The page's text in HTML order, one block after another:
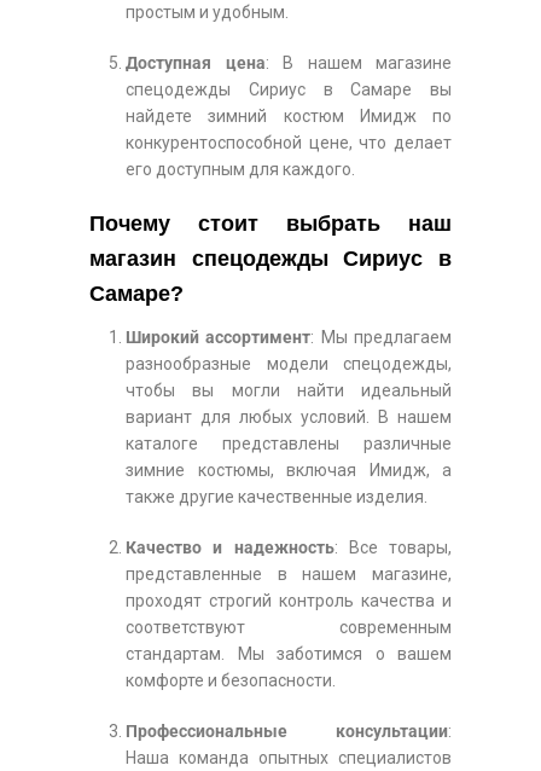
простым и удобным.
Доступная цена: В нашем магазине
спецодежды Сириус в Самаре вы
найдете зимний костюм Имидж по
конкурентоспособной цене, что делает
его доступным для каждого.
Почему стоит выбрать наш
магазин спецодежды Сириус в
Самаре?
Широкий ассортимент: Мы предлагаем
разнообразные модели спецодежды,
чтобы вы могли найти идеальный
вариант для любых условий. В нашем
каталоге представлены различные
зимние костюмы, включая Имидж, а
также другие качественные изделия.
Качество и надежность: Все товары,
представленные в нашем магазине,
проходят строгий контроль качества и
соответствуют современным
стандартам. Мы заботимся о вашем
комфорте и безопасности.
Профессиональные консультации:
Наша команда опытных специалистов